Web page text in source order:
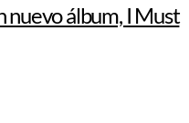
nuevo álbum, I Must